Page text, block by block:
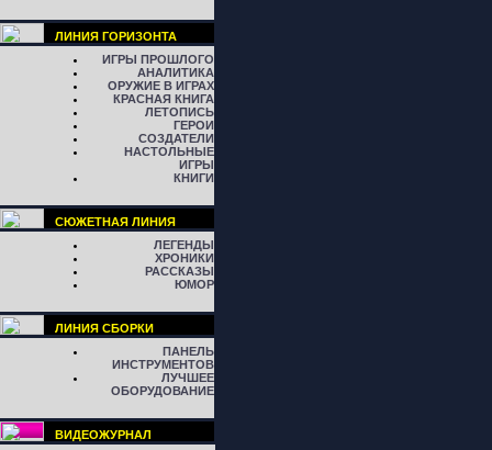
ЛИНИЯ ГОРИЗОНТА
ИГРЫ ПРОШЛОГО
АНАЛИТИКА
ОРУЖИЕ В ИГРАХ
КРАСНАЯ КНИГА
ЛЕТОПИСЬ
ГЕРОИ
СОЗДАТЕЛИ
НАСТОЛЬНЫЕ
ИГРЫ
КНИГИ
СЮЖЕТНАЯ ЛИНИЯ
ЛЕГЕНДЫ
ХРОНИКИ
РАССКАЗЫ
ЮМОР
ЛИНИЯ СБОРКИ
ПАНЕЛЬ
ИНСТРУМЕНТОВ
ЛУЧШЕЕ
ОБОРУДОВАНИЕ
ВИДЕОЖУРНАЛ